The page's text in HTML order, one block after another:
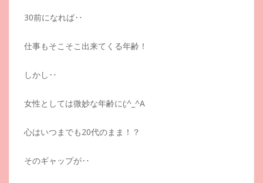
30前になれば‥
仕事もそこそこ出来てくる年齢！
しかし‥
女性としては微妙な年齢に(;^_^A
心はいつまでも20代のまま！？
そのギャップが‥